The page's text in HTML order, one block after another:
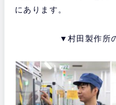
にあります。
▼村田製作所